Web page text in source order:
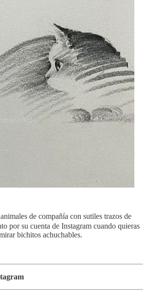
de compañía con sutiles trazos de
por su cuenta de Instagram cuando quieras
bichitos achuchables.